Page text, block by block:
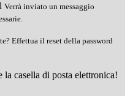
Verrà inviato un messaggio
Effettua il reset della password
casella di posta elettronica!